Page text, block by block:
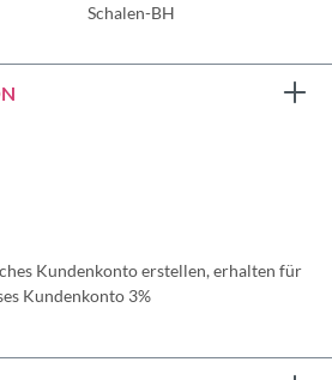
Schalen-BH
Kundenkonto erstellen, erhalten für
Kundenkonto 3%